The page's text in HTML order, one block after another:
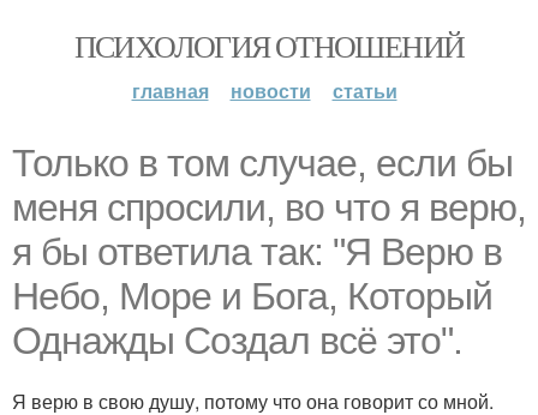
ПСИХОЛОГИЯ ОТНОШЕНИЙ
главная новости статьи
Только в том случае, если бы
меня спросили, во что я верю,
я бы ответила так: "Я Верю в
Небо, Море и Бога, Который
Однажды Создал всё это".
Я верю в свою душу, потому что она говорит со мной.